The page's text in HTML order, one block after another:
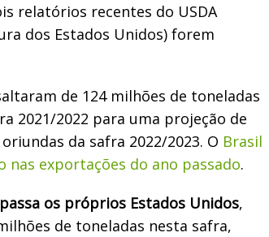
relatórios recentes do USDA
dos Estados Unidos) forem
de 124 milhões de toneladas
2021/2022 para uma projeção de
da safra 2022/2023. O Brasil
exportações do ano passado.
os próprios Estados Unidos,
de toneladas nesta safra,